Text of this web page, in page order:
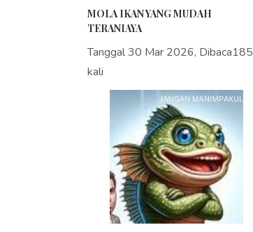
MOLA IKAN YANG MUDAH
TERANIAYA
Tanggal 30 Mar 2026, Dibaca185
kali